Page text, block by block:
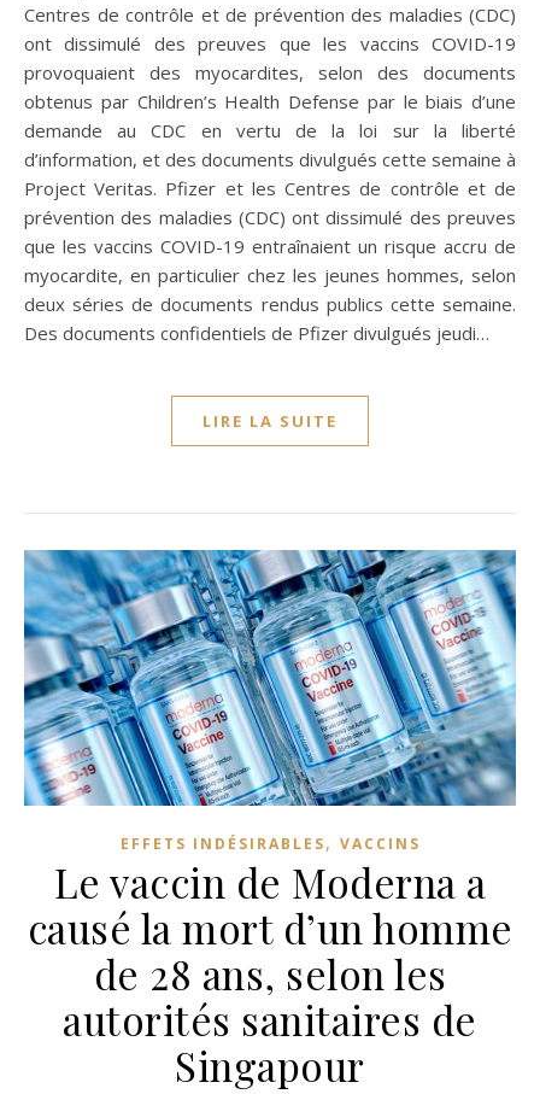
Centres de contrôle et de prévention des maladies (CDC)
ont dissimulé des preuves que les vaccins COVID-19
provoquaient des myocardites, selon des documents
obtenus par Children’s Health Defense par le biais d’une
demande au CDC en vertu de la loi sur la liberté
d’information, et des documents divulgués cette semaine à
Project Veritas. Pfizer et les Centres de contrôle et de
prévention des maladies (CDC) ont dissimulé des preuves
que les vaccins COVID-19 entraînaient un risque accru de
myocardite, en particulier chez les jeunes hommes, selon
deux séries de documents rendus publics cette semaine.
Des documents confidentiels de Pfizer divulgués jeudi…
LIRE LA SUITE
EFFETS INDÉSIRABLES, VACCINS
Le vaccin de Moderna a
causé la mort d’un homme
de 28 ans, selon les
autorités sanitaires de
Singapour